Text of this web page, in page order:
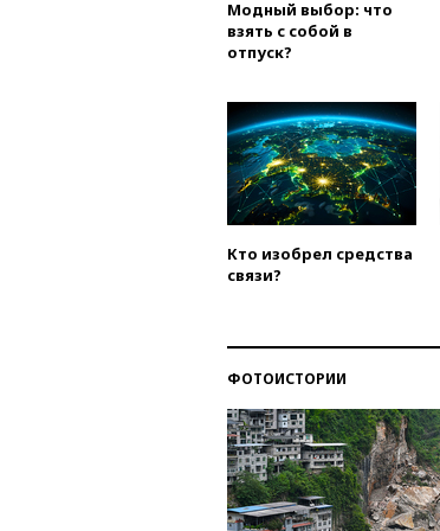
Модный выбор: что
взять с собой в
отпуск?
Кто изобрел средства
связи?
ФОТОИСТОРИИ